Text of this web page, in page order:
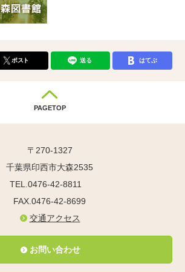
ポスト 送る はてぶ
PAGETOP
〒270-1327
千葉県印西市大森2535
TEL.0476-42-8811
FAX.0476-42-8699
交通アクセス
お問い合わせ